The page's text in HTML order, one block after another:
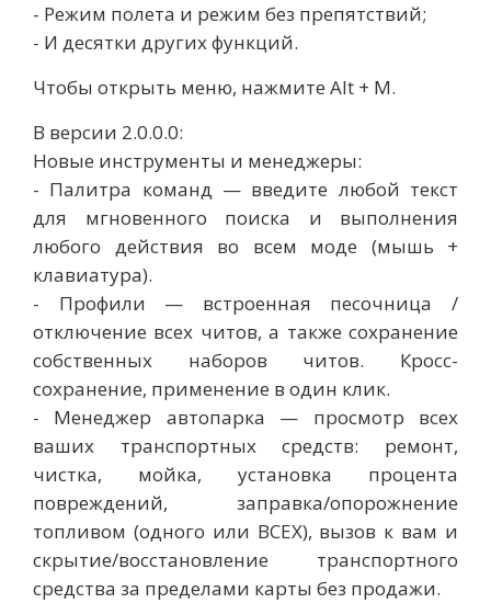
- Режим полета и режим без препятствий;
- И десятки других функций.
Чтобы открыть меню, нажмите Alt + M.
В версии 2.0.0.0:
Новые инструменты и менеджеры:
- Палитра команд — введите любой текст
для мгновенного поиска и выполнения
любого действия во всем моде (мышь +
клавиатура).
- Профили — встроенная песочница /
отключение всех читов, а также сохранение
собственных наборов читов. Кросс-
сохранение, применение в один клик.
- Менеджер автопарка — просмотр всех
ваших транспортных средств: ремонт,
чистка, мойка, установка процента
повреждений, заправка/опорожнение
топливом (одного или ВСЕХ), вызов к вам и
скрытие/восстановление транспортного
средства за пределами карты без продажи.